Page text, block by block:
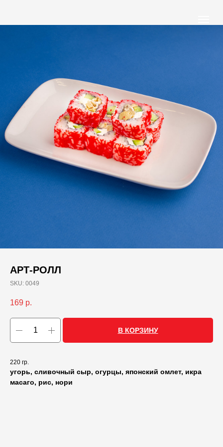
АРТ-РОЛЛ
SKU: 0049
169 р.
В КОРЗИНУ
220 гр.
угорь, сливочный сыр, огурцы, японский омлет, икра
масаго, рис, нори